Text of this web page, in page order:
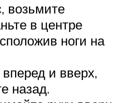
возьмите
в центре
ноги на
и вверх,
назад.